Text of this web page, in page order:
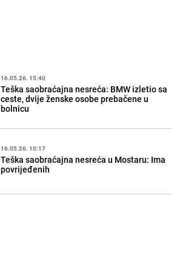
16.05.26. 15:40
Teška saobraćajna nesreća: BMW izletio sa
ceste, dvije ženske osobe prebačene u
bolnicu
16.05.26. 10:17
Teška saobraćajna nesreća u Mostaru: Ima
povrijeđenih